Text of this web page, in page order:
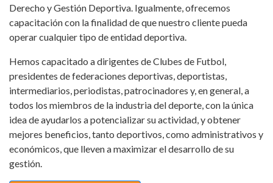
Derecho y Gestión Deportiva. Igualmente, ofrecemos
capacitación con la finalidad de que nuestro cliente pueda
operar cualquier tipo de entidad deportiva.
Hemos capacitado a dirigentes de Clubes de Futbol,
presidentes de federaciones deportivas, deportistas,
intermediarios, periodistas, patrocinadores y, en general, a
todos los miembros de la industria del deporte, con la única
idea de ayudarlos a potencializar su actividad, y obtener
mejores beneficios, tanto deportivos, como administrativos y
económicos, que lleven a maximizar el desarrollo de su
gestión.